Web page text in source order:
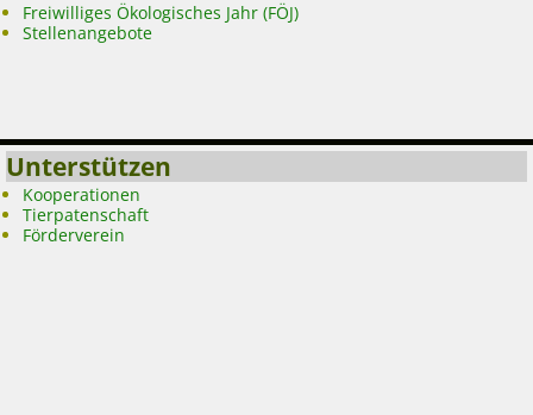
Freiwilliges Ökologisches Jahr (FÖJ)
Stellenangebote
Unterstützen
Kooperationen
Tierpatenschaft
Förderverein